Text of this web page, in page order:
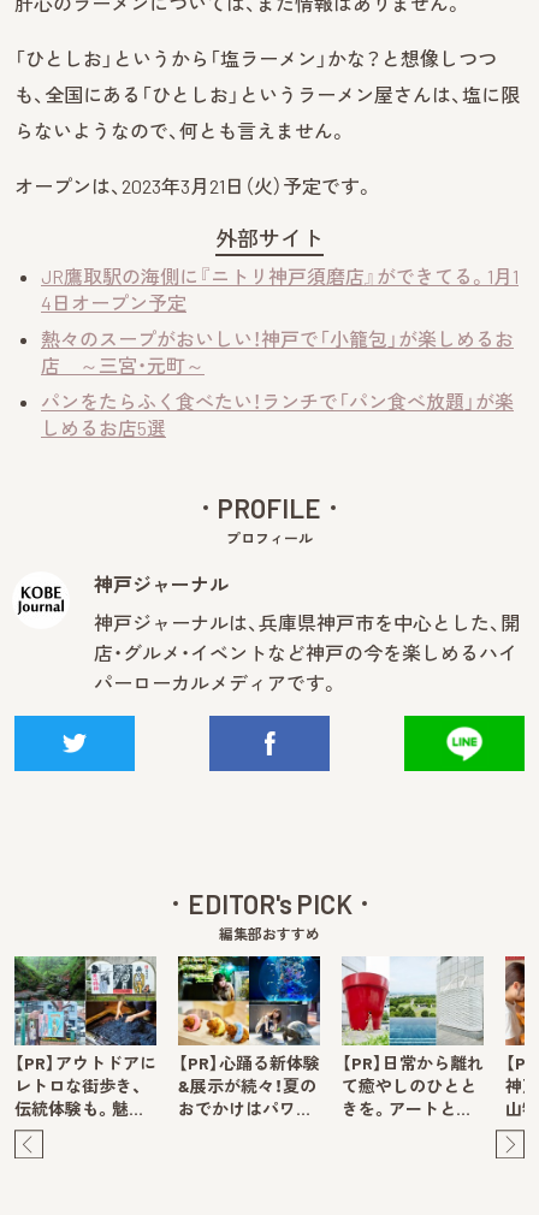
「ひとしお」というから「塩ラーメン」かな？と想像しつつ
も、全国にある「ひとしお」というラーメン屋さんは、塩に限
らないようなので、何とも言えません。
オープンは、2023年3月21日（火）予定です。
外部サイト
JR鷹取駅の海側に『ニトリ神戸須磨店』ができてる。1月1
4日オープン予定
熱々のスープがおいしい！神戸で「小籠包」が楽しめるお
店 ～三宮・元町～
パンをたらふく食べたい！ランチで「パン食べ放題」が楽
しめるお店5選
PROFILE
プロフィール
神戸ジャーナル
神戸ジャーナルは、兵庫県神戸市を中心とした、開
店・グルメ・イベントなど神戸の今を楽しめるハイ
パーローカルメディアです。
EDITOR's PICK
編集部おすすめ
【PR】アウトドアに
レトロな街歩き、
伝統体験も。魅…
【PR】心踊る新体験
&展示が続々！夏の
おでかけはパワ…
【PR】日常から離れ
て癒やしのひとと
きを。アートと…
【
神
山